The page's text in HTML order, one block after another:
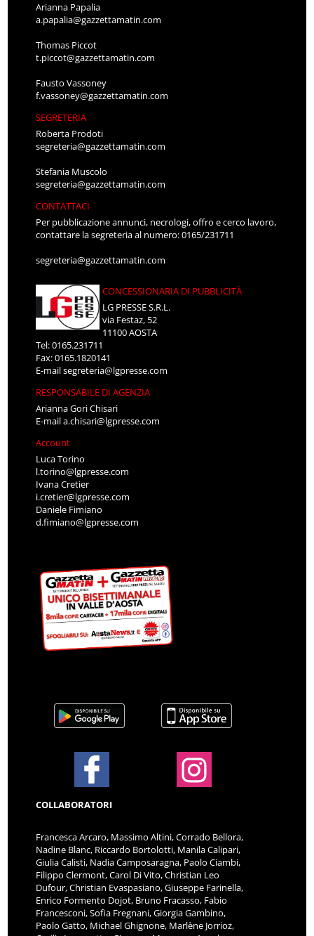
Arianna Papalia
a.papalia@gazzettamatin.com
Thomas Piccot
t.piccot@gazzettamatin.com
Fausto Vassoney
f.vassoney@gazzettamatin.com
SEGRETERIA
Roberta Prodoti
segreteria@gazzettamatin.com
Stefania Muscolo
segreteria@gazzettamatin.com
CONTATTACI
Per pubblicazione annunci, necrologi, offro e cerco lavoro,
contattare la segreteria al numero: 0165/231711
segreteria@gazzettamatin.com
CONCESSIONARIA DI PUBBLICITÀ
LG PRESSE S.R.L.
via Festaz, 52
11100 AOSTA
Tel: 0165.231711
Fax: 0165.1820141
E-mailsegreteria@lgpresse.com
RESPONSABILE DI AGENZIA
Arianna Gori Chisari
E-maila.chisari@lgpresse.com
Account
Luca Torino
l.torino@lgpresse.com
Ivana Cretier
i.cretier@lgpresse.com
Daniele Fimiano
d.fimiano@lgpresse.com
COLLABORATORI
Francesca Arcaro, Massimo Altini, Corrado Bellora,
Nadine Blanc, Riccardo Bortolotti, Manila Calipari,
Giulia Calisti, Nadia Camposaragna, Paolo Ciambi,
Filippo Clermont, Carol Di Vito, Christian Leo
Dufour, Christian Evaspasiano, Giuseppe Farinella,
Enrico Formento Dojot, Bruno Fracasso, Fabio
Francesconi, Sofia Fregnani, Giorgia Gambino,
Paolo Gatto, Michael Ghignone, Marlène Jorrioz,